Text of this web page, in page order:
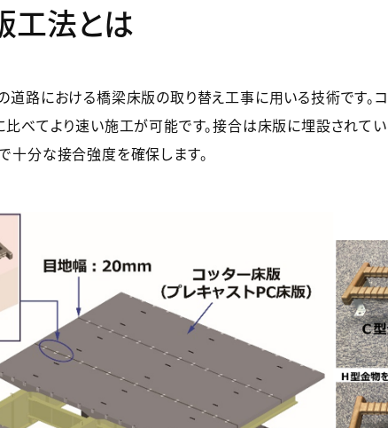
工法とは
道路における橋梁床版の取り替え工事に用いる技術です。
比べてより速い施工が可能です。接合は床版に埋設されて
十分な接合強度を確保します。